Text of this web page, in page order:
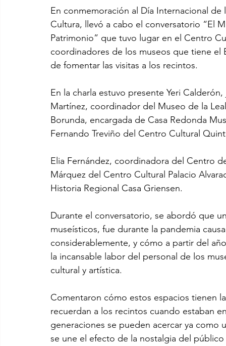
En conmemoración al Día Internacional
Cultura, llevó a cabo el conversatorio “El
Patrimonio” que tuvo lugar en el Centro
coordinadores de los museos que tiene
de fomentar las visitas a los recintos.
En la charla estuvo presente Yeri
Martínez, coordinador del Museo de la
Borunda, encargada de Casa Redonda
Fernando Treviño del Centro Cultural
Elia Fernández, coordinadora del Centro
Márquez del Centro Cultural Palacio
Historia Regional Casa Griensen.
Durante el conversatorio, se abordó que
museísticos, fue durante la pandemia
considerablemente, y cómo a partir del
la incansable labor del personal de los
cultural y artística.
Comentaron cómo estos espacios tienen
recuerdan a los recintos cuando estaban
generaciones se pueden acercar ya como
se une el efecto de la nostalgia del